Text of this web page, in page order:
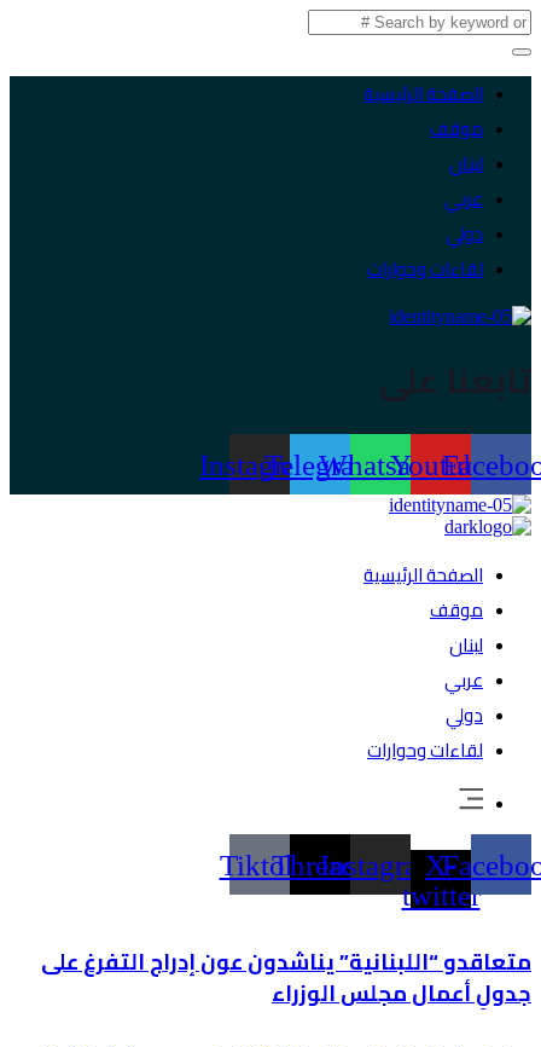
الصفحة الرئيسية
موقف
لبنان
عربي
دولي
لقاءات وحوارات
تابعنا على
Youtube
Whatsapp
Telegram
Instagram
الصفحة الرئيسية
موقف
لبنان
عربي
دولي
لقاءات وحوارات
X-
twitter
Instagram
Threads
Tiktok
متعاقدو “اللبنانية” يناشدون عون إدراج التفرغ على
جدولِ أعمال مجلس الوزراء